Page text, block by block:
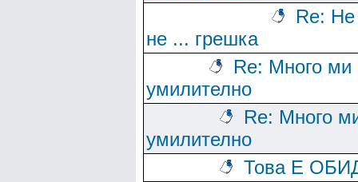
Re:
не ... грешка
Re: Много ми
умилително
Re: Много
умилително
Това Е